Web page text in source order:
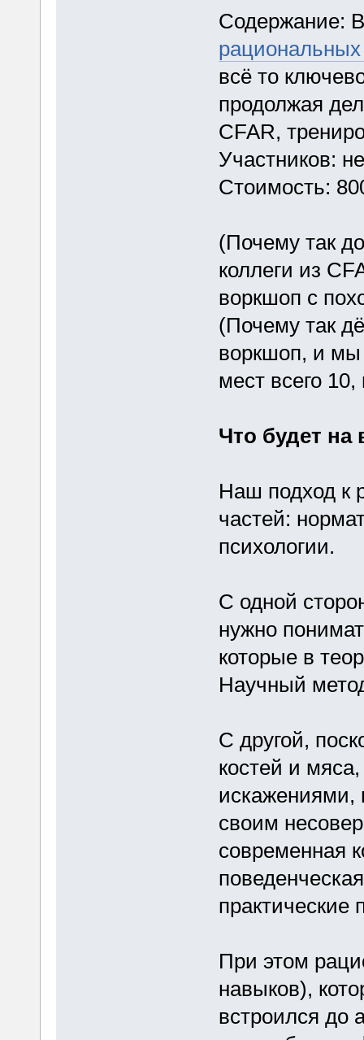
Содержание:
всё то
продолжая
CFAR,
Участников:
Стоимость:
(Почему так
коллеги из
воркшоп с
(Почему так
воркшоп, и мы
мест всего
Что будет на
Наш подход к
частей:
психологии.
С одной
нужно
которые в
Научный
С другой,
костей и
искажениями,
своим
современная
практические
При этом
навыков),
встроился до